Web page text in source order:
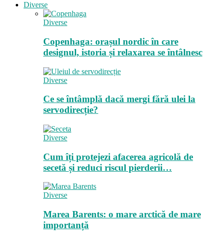
Diverse
Diverse
Copenhaga: orașul nordic în care
designul, istoria și relaxarea se întâlnesc
Diverse
Ce se întâmplă dacă mergi fără ulei la
servodirecție?
Diverse
Cum îți protejezi afacerea agricolă de
secetă și reduci riscul pierderii…
Diverse
Marea Barents: o mare arctică de mare
importanță